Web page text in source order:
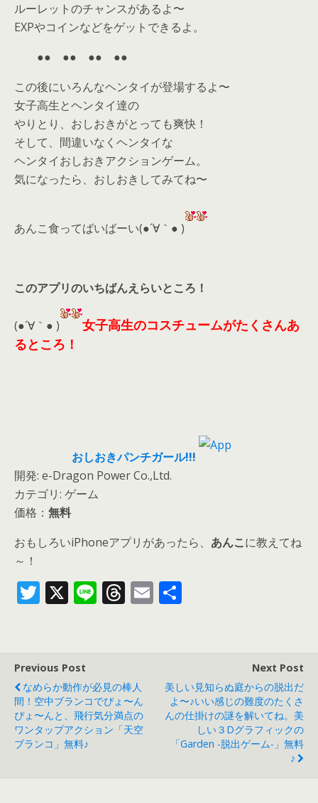
ルーレットのチャンスがあるよ〜
EXPやコインなどをゲットできるよ。
●● ●● ●● ●●
この後にいろんなヘンタイが登場するよ〜
女子高生とヘンタイ達の
やりとり、おしおきがとっても爽快！
そして、間違いなくヘンタイな
ヘンタイおしおきアクションゲーム。
気になったら、おしおきしてみてね〜
あんこ食ってばいばーい(●´∀｀● )
このアプリのいちばんえらいところ！
(●´∀｀● )
女子高生のコスチュームがたくさんあ
るところ！
おしおきパンチガール!!!
開発: e-Dragon Power Co.,Ltd.
カテゴリ: ゲーム
価格： 無料
おもしろいiPhoneアプリがあったら、 あんこに教えてね
～！
T
er
X Li T
d
s
E
Previous Post
なめらか動作が必見の棒人
間！空中ブランコでぴょ〜ん
ぴょ〜んと、飛行気分満点の
ワンタップアクション「天空
ブランコ」無料♪
Next Post
美しい見知らぬ庭からの脱出だ
よ〜♪いい感じの難度のたくさ
んの仕掛けの謎を解いてね。美
しい３Dグラフィックの
「garden -脱出ゲーム-」無料
♪